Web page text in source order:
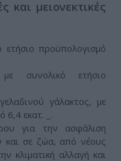
και μειονεκτικές
ετήσιο προϋπολογισμό
συνολικό ετήσιο
γάλακτος, με
6,4 εκατ. _.
για την ασφάλιση
και σε ζώα, από νέους
κλιματική αλλαγή και